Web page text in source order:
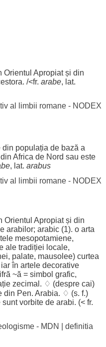
Orientul Apropiatși din
. /<fr. arabe, lat.
al limbii romane - NODEX
din populația de bază a
Africa de Nord sau este
, lat. arabus
al limbii romane - NODEX
Orientul Apropiatși din
arabilor; arabic(1). o arta
mesopotamiene,
ale tradiției locale,
, palate, mausolee) curtea
iarîn artele decorative
~ă = simbol grafic,
zecimal . ♢ (despre cai)
din Pen. Arabia. ♢ (s. f.)
sunt vorbitede arabi. (< fr.
- MDN
definitia